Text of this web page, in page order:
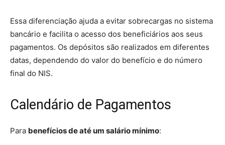
Essa diferenciação ajuda a evitar sobrecargas no sistema
bancário e facilita o acesso dos beneficiários aos seus
pagamentos. Os depósitos são realizados em diferentes
datas, dependendo do valor do benefício e do número
final do NIS.
Calendário de Pagamentos
Para benefícios de até um salário mínimo: